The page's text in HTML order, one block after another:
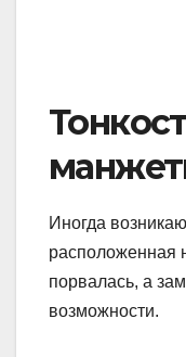
Иногда
расположенная
порвалась, а
возможности.